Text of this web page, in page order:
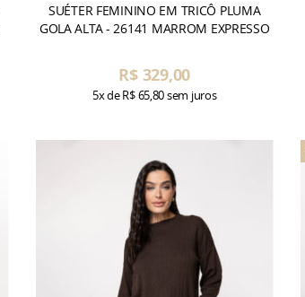
SUÉTER FEMININO EM TRICÔ PLUMA
GOLA ALTA - 26141 MARROM EXPRESSO
R$ 329,00
5xdeR$ 65,80sem juros